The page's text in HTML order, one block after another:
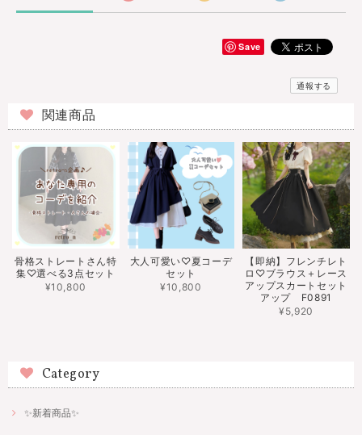
Save
通報する
関連商品
骨格ストレートさん特
集♡選べる3点セット
¥10,800
大人可愛い♡夏コーデ
セット
¥10,800
【即納】フレンチレト
ロ♡ブラウス＋レース
アップスカートセット
アップ F0891
¥5,920
Category
✨新着商品✨